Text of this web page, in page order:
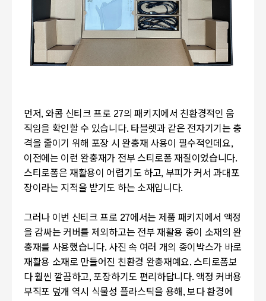
먼저, 와콤 신티크 프로 27의 패키지에서 친환경적인 움
직임을 확인할 수 있습니다. 타블렛과 같은 전자기기는 충
격을 줄이기 위해 포장 시 완충재 사용이 필수적인데요,
이전에는 이런 완충재가 전부 스티로폼 재질이었습니다.
스티로폼은 재활용이 어렵기도 하고, 부피가 커서 과대포
장이라는 지적을 받기도 하는 소재입니다.
그러나 이번 신티크 프로 27에서는 제품 패키지에서 액정
을 감싸는 커버를 제외하고는 전부 재활용 종이 소재의 완
충재를 사용했습니다. 사진 속 여러 개의 종이박스가 바로
재활용 소재로 만들어진 친환경 완충재예요. 스티로폼보
다 훨씬 깔끔하고, 포장하기도 편리하답니다. 액정 커버용
부직포 덮개 역시 식물성 플라스틱을 용해, 보다 환경에